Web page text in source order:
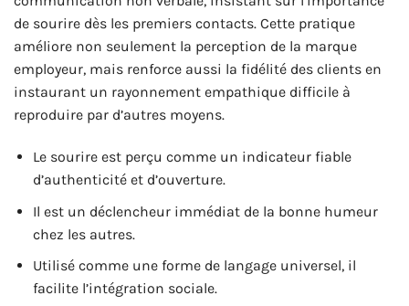
de sourire dès les premiers contacts. Cette pratique
améliore non seulement la perception de la marque
employeur, mais renforce aussi la fidélité des clients en
instaurant un rayonnement empathique difficile à
reproduire par d’autres moyens.
Le sourire est perçu comme un indicateur fiable
d’authenticité et d’ouverture.
Il est un déclencheur immédiat de la bonne humeur
chez les autres.
Utilisé comme une forme de langage universel, il
facilite l’intégration sociale.